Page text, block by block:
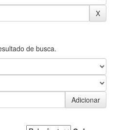
de busca.